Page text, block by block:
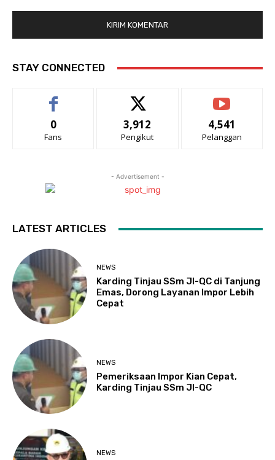
STAY CONNECTED
0
Fans
3,912
Pengikut
4,541
Pelanggan
- Advertisement -
LATEST ARTICLES
NEWS
Karding Tinjau SSm JI-QC di Tanjung
Emas, Dorong Layanan Impor Lebih
Cepat
NEWS
Pemeriksaan Impor Kian Cepat,
Karding Tinjau SSm JI-QC
NEWS